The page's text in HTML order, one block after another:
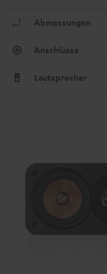
Abmessungen
Anschlüsse
Lautsprecher